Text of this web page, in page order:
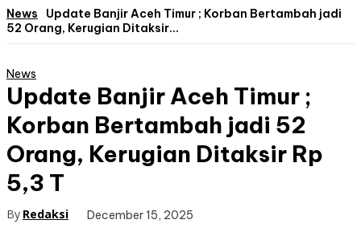
News
Update Banjir Aceh Timur ; Korban Bertambah jadi
52 Orang, Kerugian Ditaksir...
News
Update Banjir Aceh Timur ;
Korban Bertambah jadi 52
Orang, Kerugian Ditaksir Rp
5,3 T
By Redaksi December 15, 2025